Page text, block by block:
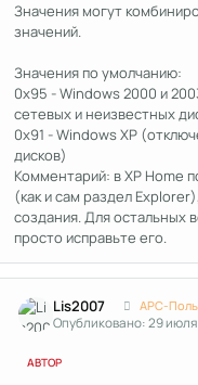
Значения могут
значений.
Значения по умолчанию:
0x95 - Windows 2000 и
сетевых и неизвестных
0x91 - Windows XP
дисков)
Комментарий: в XP Home
(как и сам раздел
создания. Для остальных
просто исправьте его.
Lis2007 APC-
Опубликовано:29
АВТОР